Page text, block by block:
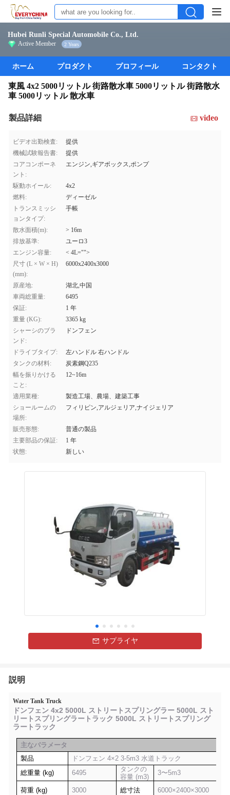
Hubei Runli Special Automobile Co., Ltd.
Active Member 2 Years
ホーム プロダクト プロフィール コンタクト
東風 4x2 5000リットル 街路散水車 5000リットル 街路散水
車 5000リットル 散水車
製品詳細 video
ビデオ出勤検査:
提供
機械試験報告書:
提供
コアコンポーネ
ント:
エンジン,ギアボックス,ポンプ
駆動ホイール:
4x2
燃料:
ディーゼル
トランスミッシ
ョンタイプ:
手帳
散水面積(m):
> 16m
排放基準:
ユーロ3
エンジン容量:
< 4L="">
尺寸 (L × W × H)
(mm):
6000x2400x3000
原産地:
湖北,中国
車両総重量:
6495
保証:
1 年
重量 (KG):
3365 kg
シャーシのブラ
ンド:
ドンフェン
ドライブタイプ:
左ハンドル 右ハンドル
タンクの材料:
炭素鋼Q235
幅を振りかける
こと:
12~16m
適用業種:
製造工場、農場、建築工事
ショールームの
場所:
フィリピン,アルジェリア,ナイジェリア
販売形態:
普通の製品
主要部品の保証:
1 年
状態:
新しい
サプライヤ
説明
Water Tank Truck
ドンフェン 4x2 5000L ストリートスプリングラー 5000L スト
リートスプリングラートラック 5000L ストリートスプリング
ラートラック
主なパラメータ
製品
ドンフェン 4×2 3-5m3 水道トラック
総重量 (kg)
6495
タンクの
容量 (m3)
3〜5m3
荷重 (kg) 3000 総寸法 6000×2400×3000